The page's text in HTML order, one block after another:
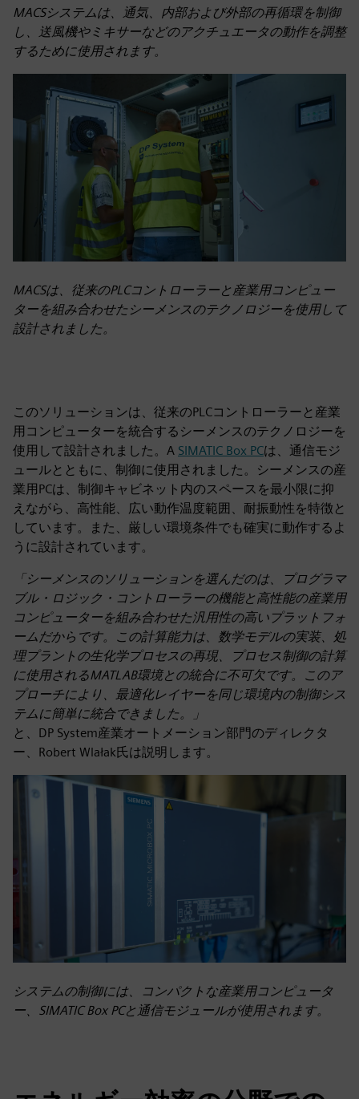
MACSシステムは、通気、内部および外部の再循環を制御
し、送風機やミキサーなどのアクチュエータの動作を調整
するために使用されます。
MACSは、従来のPLCコントローラーと産業用コンピュー
ターを組み合わせたシーメンスのテクノロジーを使用して
設計されました。
このソリューションは、従来のPLCコントローラーと産業
用コンピューターを統合するシーメンスのテクノロジーを
使用して設計されました。A SIMATIC Box PCは、通信モジ
ュールとともに、制御に使用されました。シーメンスの産
業用PCは、制御キャビネット内のスペースを最小限に抑
えながら、高性能、広い動作温度範囲、耐振動性を特徴と
しています。また、厳しい環境条件でも確実に動作するよ
うに設計されています。
「シーメンスのソリューションを選んだのは、プログラマ
ブル・ロジック・コントローラーの機能と高性能の産業用
コンピューターを組み合わせた汎用性の高いプラットフォ
ームだからです。この計算能力は、数学モデルの実装、処
理プラントの生化学プロセスの再現、プロセス制御の計算
に使用されるMATLAB環境との統合に不可欠です。このア
プローチにより、最適化レイヤーを同じ環境内の制御シス
テムに簡単に統合できました。」
と、DP System産業オートメーション部門のディレクタ
ー、Robert Wlałak氏は説明します。
システムの制御には、コンパクトな産業用コンピュータ
ー、SIMATIC Box PCと通信モジュールが使用されます。